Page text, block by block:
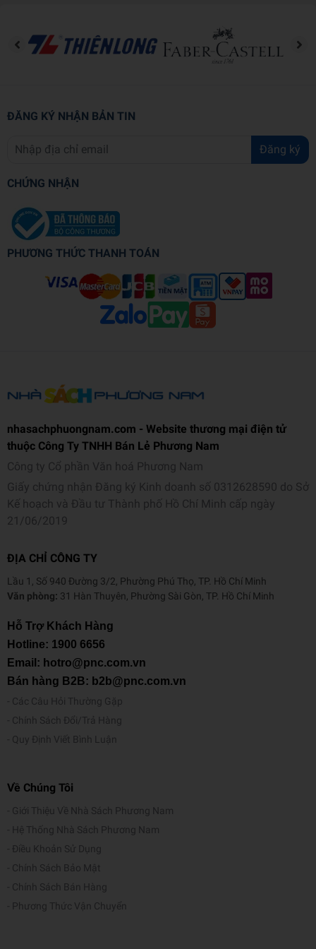
Ngôn ngữ Tiếng Anh
Hình thức
ĐĂNG KÝ NHẬN BẢN TIN
Đăng ký
CHỨNG NHẬN
PHƯƠNG THỨC THANH TOÁN
nhasachphuongnam.com - Website thương mại điện tử
thuộc Công Ty TNHH Bán Lẻ Phương Nam
Công ty Cổ phần Văn hoá Phương Nam
Giấy chứng nhận Đăng ký Kinh doanh số 0312628590 do Sở
Kế hoạch và Đầu tư Thành phố Hồ Chí Minh cấp ngày
21/06/2019
ĐỊA CHỈ CÔNG TY
Lầu 1, Số 940 Đường 3/2, Phường Phú Thọ, TP. Hồ Chí Minh
Văn phòng: 31 Hàn Thuyên, Phường Sài Gòn, TP. Hồ Chí Minh
Hỗ Trợ Khách Hàng
Hotline: 1900 6656
Email: hotro@pnc.com.vn
Bán hàng B2B: b2b@pnc.com.vn
Các Câu Hỏi Thường Gặp
Chính Sách Đổi/Trả Hàng
Quy Định Viết Bình Luận
Về Chúng Tôi
Giới Thiệu Về Nhà Sách Phương Nam
Hệ Thống Nhà Sách Phương Nam
Điều Khoản Sử Dụng
Chính Sách Bảo Mật
Chính Sách Bán Hàng
Phương Thức Vận Chuyển